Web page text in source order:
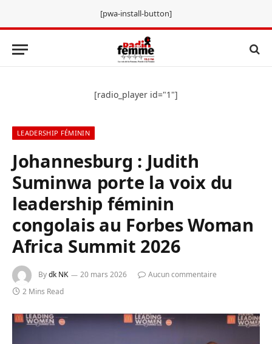
[pwa-install-button]
[radio_player id="1"]
LEADERSHIP FÉMININ
Johannesburg : Judith
Suminwa porte la voix du
leadership féminin
congolais au Forbes Woman
Africa Summit 2026
Bydk NK 20 mars 2026
Aucun commentaire
2 Mins Read